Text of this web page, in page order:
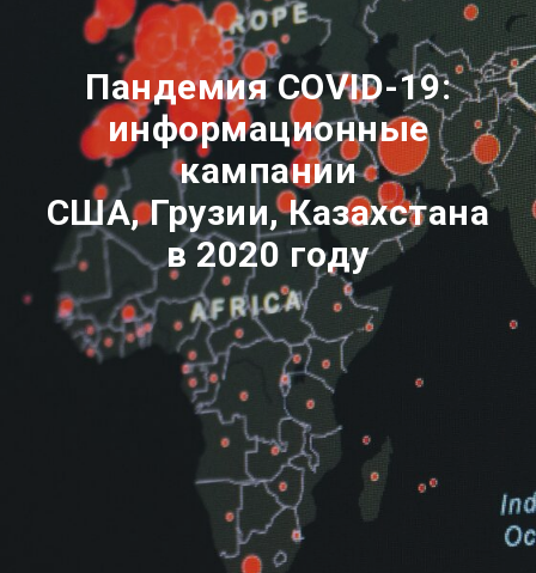
Пандемия COVID-19:
информационные
кампании
США, Грузии, Казахстана
в 2020 году